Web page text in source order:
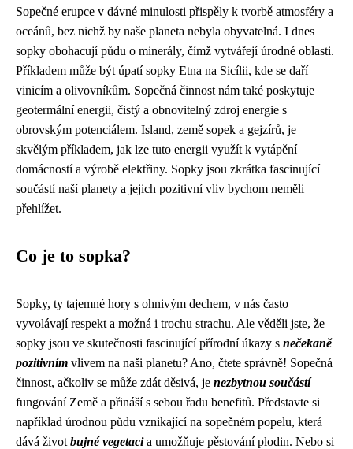
Sopečné erupce v dávné minulosti přispěly k tvorbě atmosféry a
oceánů, bez nichž by naše planeta nebyla obyvatelná. I dnes
sopky obohacují půdu o minerály, čímž vytvářejí úrodné oblasti.
Příkladem může být úpatí sopky Etna na Sicílii, kde se daří
vinicím a olivovníkům. Sopečná činnost nám také poskytuje
geotermální energii, čistý a obnovitelný zdroj energie s
obrovským potenciálem. Island, země sopek a gejzírů, je
skvělým příkladem, jak lze tuto energii využít k vytápění
domácností a výrobě elektřiny. Sopky jsou zkrátka fascinující
součástí naší planety a jejich pozitivní vliv bychom neměli
přehlížet.
Co je to sopka?
Sopky, ty tajemné hory s ohnivým dechem, v nás často
vyvolávají respekt a možná i trochu strachu. Ale věděli jste, že
sopky jsou ve skutečnosti fascinující přírodní úkazy s nečekaně
pozitivním vlivem na naši planetu? Ano, čtete správně! Sopečná
činnost, ačkoliv se může zdát děsivá, je nezbytnou součástí
fungování Země a přináší s sebou řadu benefitů. Představte si
například úrodnou půdu vznikající na sopečném popelu, která
dává život bujné vegetacia umožňuje pěstování plodin. Nebo si